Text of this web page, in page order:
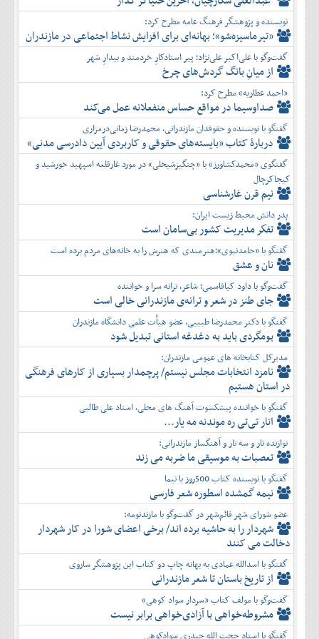
بهمن
اسفند
آذر
دی
بهمن
اسفند
نویسنده و پژوهشگر فرهنگ عامه مطرح کرد:
«تیرماسیزه‌شو»؛ بهانه‌ای برای افزایش نشاط اجتماعی در مازندران
گفت‌وگو با علی‌اکبر علی‌نژاد؛ پیر استادکارِ خردمند و بیدارِ شهر
از میانِ بانگ گردش‌های چرخ
«احمد عطاریه» مطرح کرد:
صداوسیما در مواقع حساس منفعلانه عمل می‌کند
گفتگو با نویسنده و حقوقدان مازندرانی، محمدرضا زمانی‌درمزاری
دربارۀ کتاب ”بایسته‌های حقوقی و کاربردی آیین دادرسی مدنی»
گفتگوی «محمدکشاورز» با «چنگیزشیخلی» در مورد غارقلعه اسپهبد خورشید و
کیجاکرچال
نیم قرن غارشناسی
پدر دانش محیط زیست ایران:
تفكر مديريت کشور بی‌سامان است
گفتگو با «حامدنبوی»؛هنرمندی که هنرش را به خانه‌های مردم برده است
نان و عشق
گفت‌وگو با داود کیاقاسمی؛ شاعر، ترانه سرا و خواننده
جای طنز در شعر و ترانه‌ی مازندرانی خالی است
گفتگو با دکتر محمدرضا طبیبی، عضو هیأت علمی دانشگاه مازندران
بومگردی باید به دغدغه استانی تبدیل شود
مدیرکل کتابخانه های عمومی مازندران:
نامزد انتخابات مجلس نیستم/ پرچمدار بسیاری از کارهای فرهنگی
در استان هستیم
گفتگو با خواننده پیشکسوت آهنگ های محلی، استاد علی طالبی
انار تی‌تی ره موندنه مه یار...
نوازنده تار و سه تار و آهنگساز مازندرانی:
تعصبات به موسیقی ما ضربه می زند
گفتگو با نویسنده کتاب 500روز با نیما
نیمه گمشده اسطوره شعر فارسی
عضو شورای شهر قائم‌شهر در گفت‌و‌گو با مازندنومه:
شهردار را به حاشیه برده اند/ برخی اعضای شورا در کار شهردار
دخالت می کنند
گفتگو با اسدالله عمادی به بهانه چاپ دو کتاب این پژوهشگر ساروی
از تاریخ باستان تا شعر مازندرانی
گفت‌وگو با مولف کتاب «سردار سواد کوهی»
مشروطه‌خواهی با آزادی‌خواهی برابر نیست